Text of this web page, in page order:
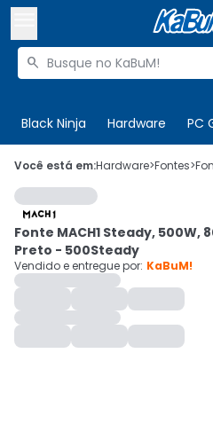
Buscar produtos

Black Ninja Hardware PC
 Olá. Acesse sua conta
 Departamentos
Cupons
Mais Vendidos
Ativar tradutor em libras
Você está em:Hardware>Fontes>
Fonte MACH1 Steady, 500W,
Preto - 500Steady
Vendido e entregue por: KaBuM!